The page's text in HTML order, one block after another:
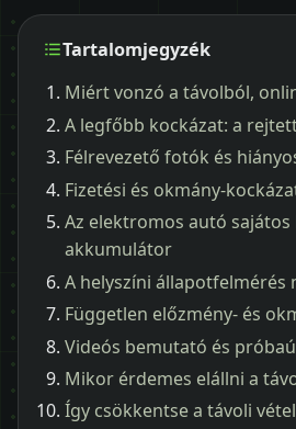
Tartalomjegyzék
Miért vonzó a távolból,
A legfőbb kockázat: a
Félrevezető fotók és
Fizetési és okmány-
Az elektromos autó sajátos
akkumulátor
A helyszíni állapotfelmérés
Független előzmény- és
Videós bemutató és
Mikor érdemes elállni a
Így csökkentse a távoli